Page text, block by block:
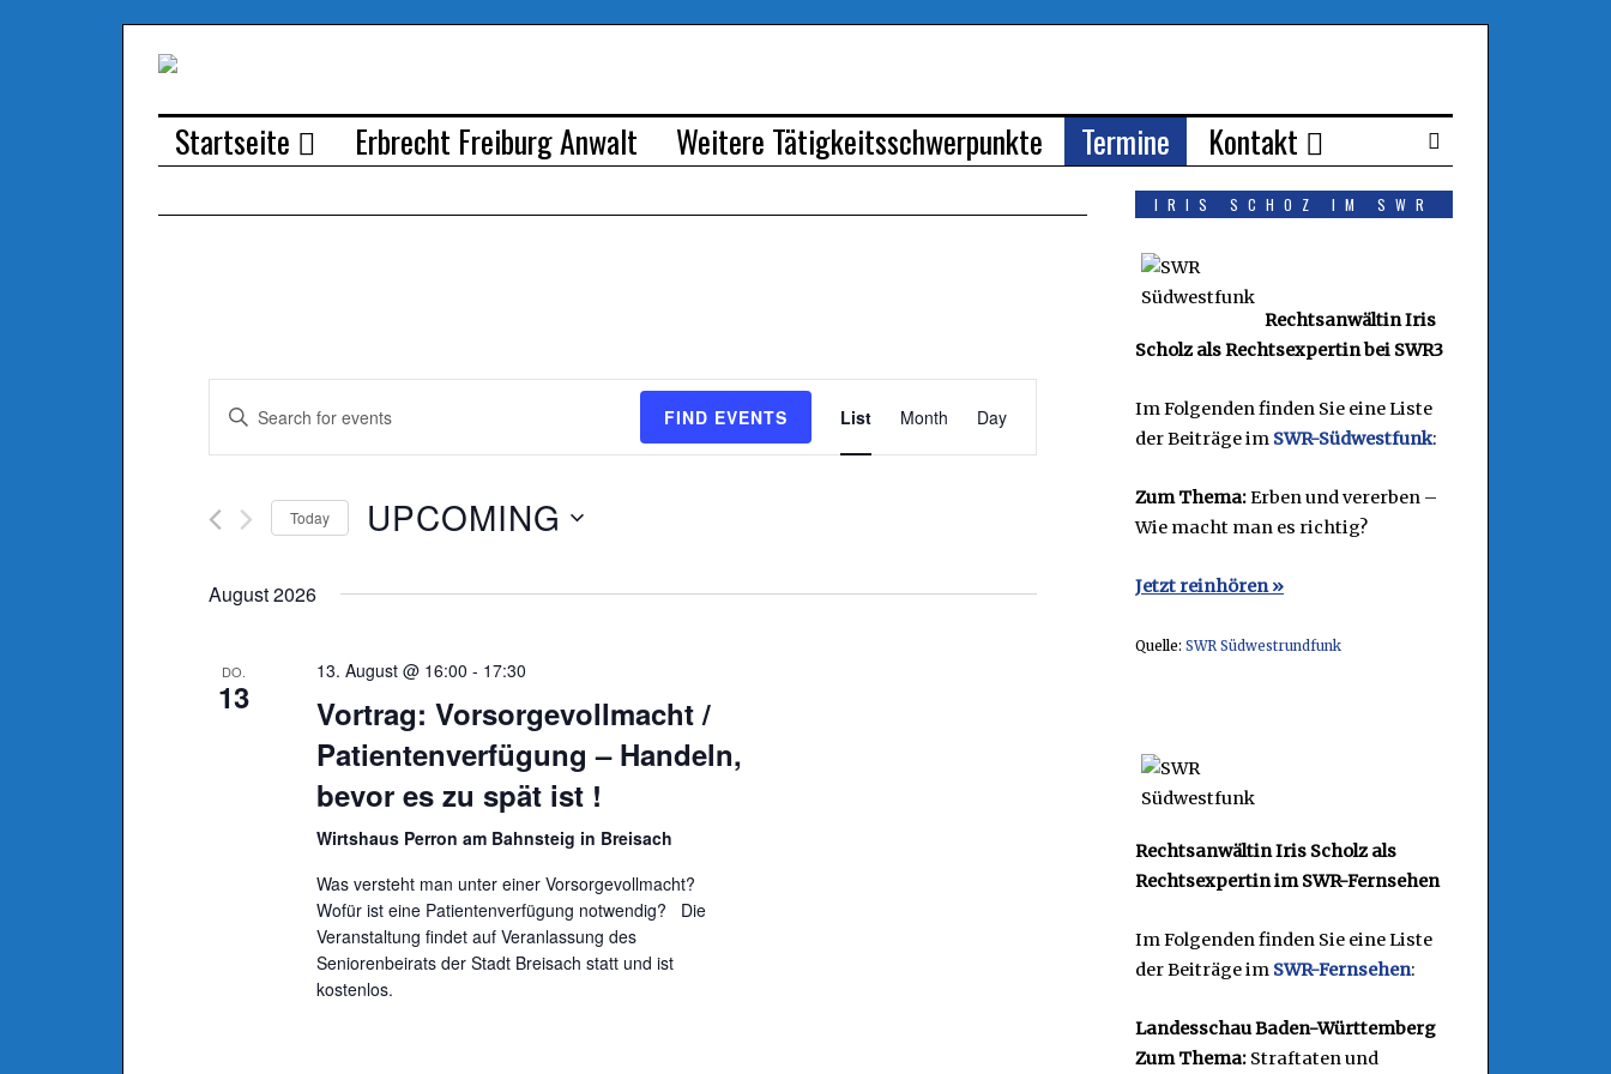
Startseite Erbrecht Freiburg Anwalt Weitere Tätigkeitsschwerpunkte Termine Kontakt
Events
Search
and
Views
Navigation
Enter
for
Keyword.
FIND EVENTS
Event
Views
List Month Day
Today UPCOMING
date.
August 2026
DO.
13
13. August @ 16:00 - 17:30
Vortrag: Vorsorgevollmacht /
Patientenverfügung – Handeln,
bevor es zu spät ist !
Wirtshaus Perron am Bahnsteig in Breisach
Was versteht man unter einer Vorsorgevollmacht?
Wofür ist eine Patientenverfügung notwendig? Die
Veranstaltung findet auf Veranlassung des
Seniorenbeirats der Stadt Breisach statt und ist
kostenlos.
IRIS SCHOZ IM SWR
Rechtsanwältin Iris
Scholz als Rechtsexpertin bei SWR3
Im Folgenden finden Sie eine Liste
der Beiträge im SWR-Südwestfunk:
Zum Thema:Erben und vererben –
Wie macht man es richtig?
Jetzt reinhören »
Quelle: SWR Südwestrundfunk
Rechtsanwältin Iris Scholz als
Rechtsexpertin im SWR-Fernsehen
Im Folgenden finden Sie eine Liste
der Beiträge im SWR-Fernsehen:
Landesschau Baden-Württemberg
Zum Thema: Straftaten und